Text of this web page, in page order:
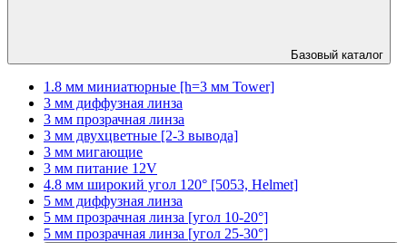
Базовый каталог
1.8 мм миниатюрные [h=3 мм Tower]
3 мм диффузная линза
3 мм прозрачная линза
3 мм двухцветные [2-3 вывода]
3 мм мигающие
3 мм питание 12V
4.8 мм широкий угол 120° [5053, Helmet]
5 мм диффузная линза
5 мм прозрачная линза [угол 10-20°]
5 мм прозрачная линза [угол 25-30°]